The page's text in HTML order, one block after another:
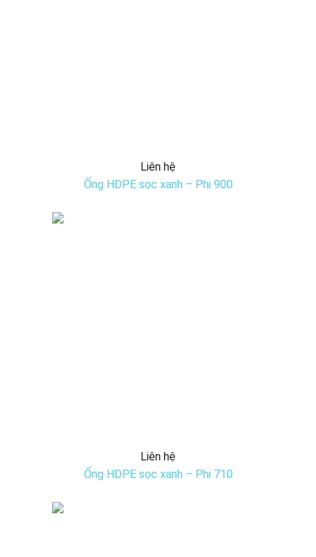
Liên hệ
Ống HDPE sọc xanh – Phi 900
Liên hệ
Ống HDPE sọc xanh – Phi 710